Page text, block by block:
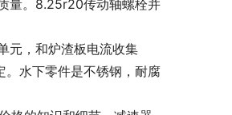
量。8.25r20传动轴螺栓并
元，和炉渣板电流收集
水下零件是不锈钢，耐腐